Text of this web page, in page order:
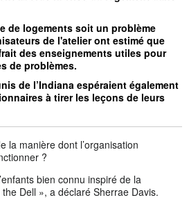
de logements soit un problème
de l'atelier ont estimé que
des enseignements utiles pour
de problèmes.
de l’Indiana espéraient également
à tirer les leçons de leurs
la manière dont l’organisation
?
bien connu inspiré de la
Dell », a déclaré Sherrae Davis.